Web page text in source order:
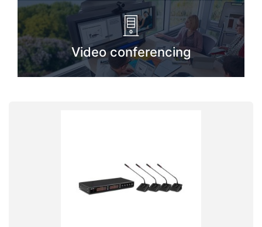
UPS Uninterruptible Power Supply
Headphones
Mouses and keybords
Video surveillance
Video conferencing